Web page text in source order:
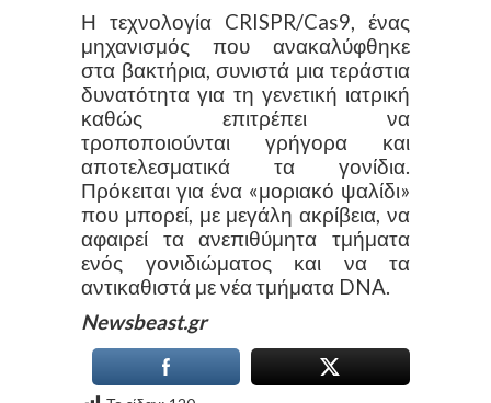
Η τεχνολογία CRISPR/Cas9, ένας
μηχανισμός που ανακαλύφθηκε
στα βακτήρια, συνιστά μια τεράστια
δυνατότητα για τη γενετική ιατρική
καθώς επιτρέπει να
τροποποιούνται γρήγορα και
αποτελεσματικά τα γονίδια.
Πρόκειται για ένα «μοριακό ψαλίδι»
που μπορεί, με μεγάλη ακρίβεια, να
αφαιρεί τα ανεπιθύμητα τμήματα
ενός γονιδιώματος και να τα
αντικαθιστά με νέα τμήματα DNA.
Newsbeast.gr